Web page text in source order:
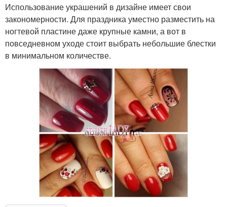
Использование украшений в дизайне имеет свои
закономерности. Для праздника уместно разместить на
ногтевой пластине даже крупные камни, а вот в
повседневном уходе стоит выбрать небольшие блестки
в минимальном количестве.